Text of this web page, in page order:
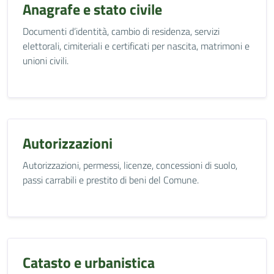
Anagrafe e stato civile
Documenti d’identità, cambio di residenza, servizi
elettorali, cimiteriali e certificati per nascita, matrimoni e
unioni civili.
Autorizzazioni
Autorizzazioni, permessi, licenze, concessioni di suolo,
passi carrabili e prestito di beni del Comune.
Catasto e urbanistica